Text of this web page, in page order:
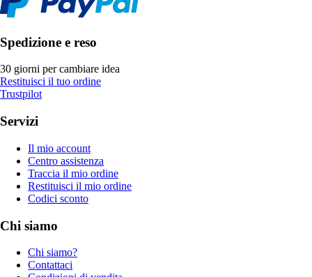
Spedizione e reso
30 giorni per cambiare idea
Restituisci il tuo ordine
Trustpilot
Servizi
Il mio account
Centro assistenza
Traccia il mio ordine
Restituisci il mio ordine
Codici sconto
Chi siamo
Chi siamo?
Contattaci